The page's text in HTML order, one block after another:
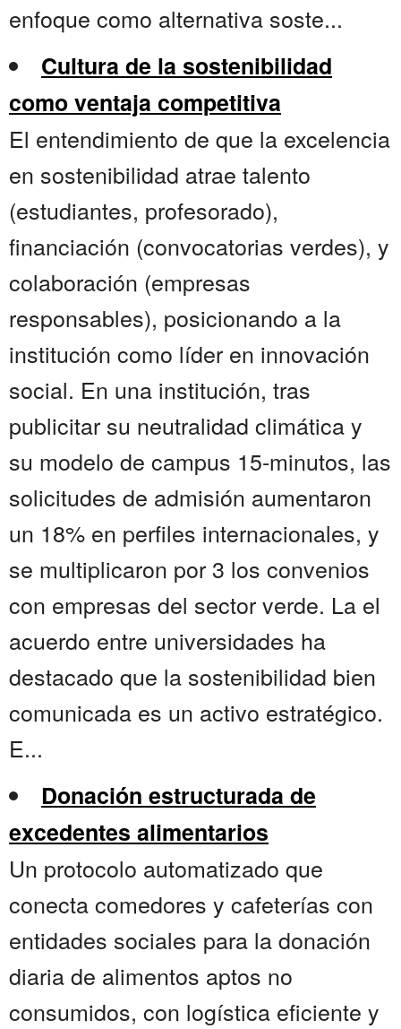
enfoque como alternativa soste...
Cultura de la sostenibilidad
como ventaja competitiva
El entendimiento de que la excelencia
en sostenibilidad atrae talento
(estudiantes, profesorado),
financiación (convocatorias verdes), y
colaboración (empresas
responsables), posicionando a la
institución como líder en innovación
social. En una institución, tras
publicitar su neutralidad climática y
su modelo de campus 15-minutos, las
solicitudes de admisión aumentaron
un 18% en perfiles internacionales, y
se multiplicaron por 3 los convenios
con empresas del sector verde. La el
acuerdo entre universidades ha
destacado que la sostenibilidad bien
comunicada es un activo estratégico.
E...
Donación estructurada de
excedentes alimentarios
Un protocolo automatizado que
conecta comedores y cafeterías con
entidades sociales para la donación
diaria de alimentos aptos no
consumidos, con logística eficiente y